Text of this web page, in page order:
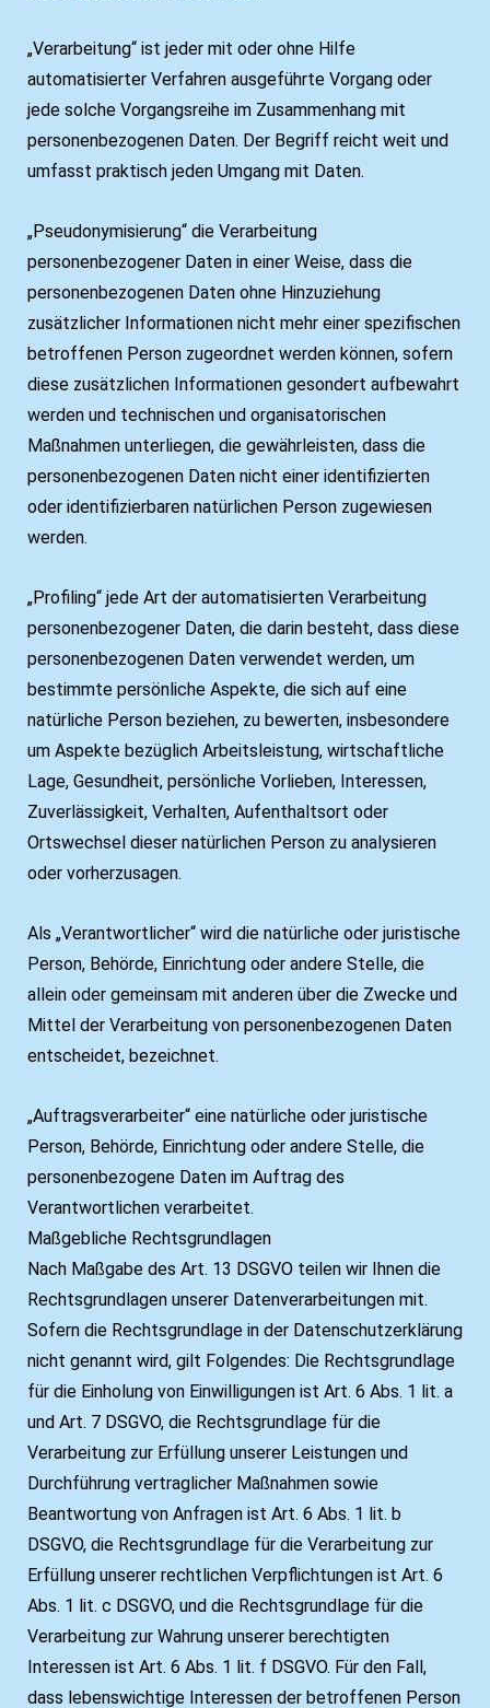
„Verarbeitung“ ist jeder mit oder ohne Hilfe
automatisierter Verfahren ausgeführte Vorgang oder
jede solche Vorgangsreihe im Zusammenhang mit
personenbezogenen Daten. Der Begriff reicht weit und
umfasst praktisch jeden Umgang mit Daten.
„Pseudonymisierung“ die Verarbeitung
personenbezogener Daten in einer Weise, dass die
personenbezogenen Daten ohne Hinzuziehung
zusätzlicher Informationen nicht mehr einer spezifischen
betroffenen Person zugeordnet werden können, sofern
diese zusätzlichen Informationen gesondert aufbewahrt
werden und technischen und organisatorischen
Maßnahmen unterliegen, die gewährleisten, dass die
personenbezogenen Daten nicht einer identifizierten
oder identifizierbaren natürlichen Person zugewiesen
werden.
„Profiling“ jede Art der automatisierten Verarbeitung
personenbezogener Daten, die darin besteht, dass diese
personenbezogenen Daten verwendet werden, um
bestimmte persönliche Aspekte, die sich auf eine
natürliche Person beziehen, zu bewerten, insbesondere
um Aspekte bezüglich Arbeitsleistung, wirtschaftliche
Lage, Gesundheit, persönliche Vorlieben, Interessen,
Zuverlässigkeit, Verhalten, Aufenthaltsort oder
Ortswechsel dieser natürlichen Person zu analysieren
oder vorherzusagen.
Als „Verantwortlicher“ wird die natürliche oder juristische
Person, Behörde, Einrichtung oder andere Stelle, die
allein oder gemeinsam mit anderen über die Zwecke und
Mittel der Verarbeitung von personenbezogenen Daten
entscheidet, bezeichnet.
„Auftragsverarbeiter“ eine natürliche oder juristische
Person, Behörde, Einrichtung oder andere Stelle, die
personenbezogene Daten im Auftrag des
Verantwortlichen verarbeitet.
Maßgebliche Rechtsgrundlagen
Nach Maßgabe des Art. 13 DSGVO teilen wir Ihnen die
Rechtsgrundlagen unserer Datenverarbeitungen mit.
Sofern die Rechtsgrundlage in der Datenschutzerklärung
nicht genannt wird, gilt Folgendes: Die Rechtsgrundlage
für die Einholung von Einwilligungen ist Art. 6 Abs. 1 lit. a
und Art. 7 DSGVO, die Rechtsgrundlage für die
Verarbeitung zur Erfüllung unserer Leistungen und
Durchführung vertraglicher Maßnahmen sowie
Beantwortung von Anfragen ist Art. 6 Abs. 1 lit. b
DSGVO, die Rechtsgrundlage für die Verarbeitung zur
Erfüllung unserer rechtlichen Verpflichtungen ist Art. 6
Abs. 1 lit. c DSGVO, und die Rechtsgrundlage für die
Verarbeitung zur Wahrung unserer berechtigten
Interessen ist Art. 6 Abs. 1 lit. f DSGVO. Für den Fall,
dass lebenswichtige Interessen der betroffenen Person